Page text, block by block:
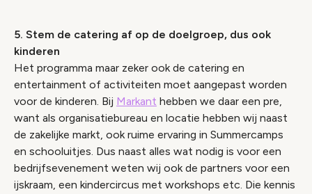
5. Stem de catering af op de doelgroep, dus ook
kinderen
Het programma maar zeker ook de catering en
entertainment of activiteiten moet aangepast worden
voor de kinderen. Bij Markant hebben we daar een pre,
want als organisatiebureau en locatie hebben wij naast
de zakelijke markt, ook ruime ervaring in Summercamps
en schooluitjes. Dus naast alles wat nodig is voor een
bedrijfsevenement weten wij ook de partners voor een
ijskraam, een kindercircus met workshops etc. Die kennis